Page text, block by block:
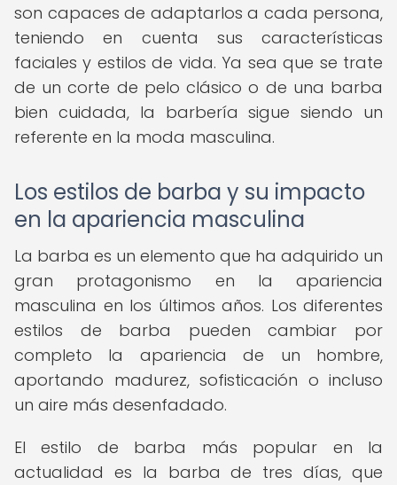
son capaces de adaptarlos a cada persona,
teniendo en cuenta sus características
faciales y estilos de vida. Ya sea que se trate
de un corte de pelo clásico o de una barba
bien cuidada, la barbería sigue siendo un
referente en la moda masculina.
Los estilos de barba y su impacto
en la apariencia masculina
La barba es un elemento que ha adquirido un
gran protagonismo en la apariencia
masculina en los últimos años. Los diferentes
estilos de barba pueden cambiar por
completo la apariencia de un hombre,
aportando madurez, sofisticación o incluso
un aire más desenfadado.
El estilo de barba más popular en la
actualidad es la barba de tres días, que